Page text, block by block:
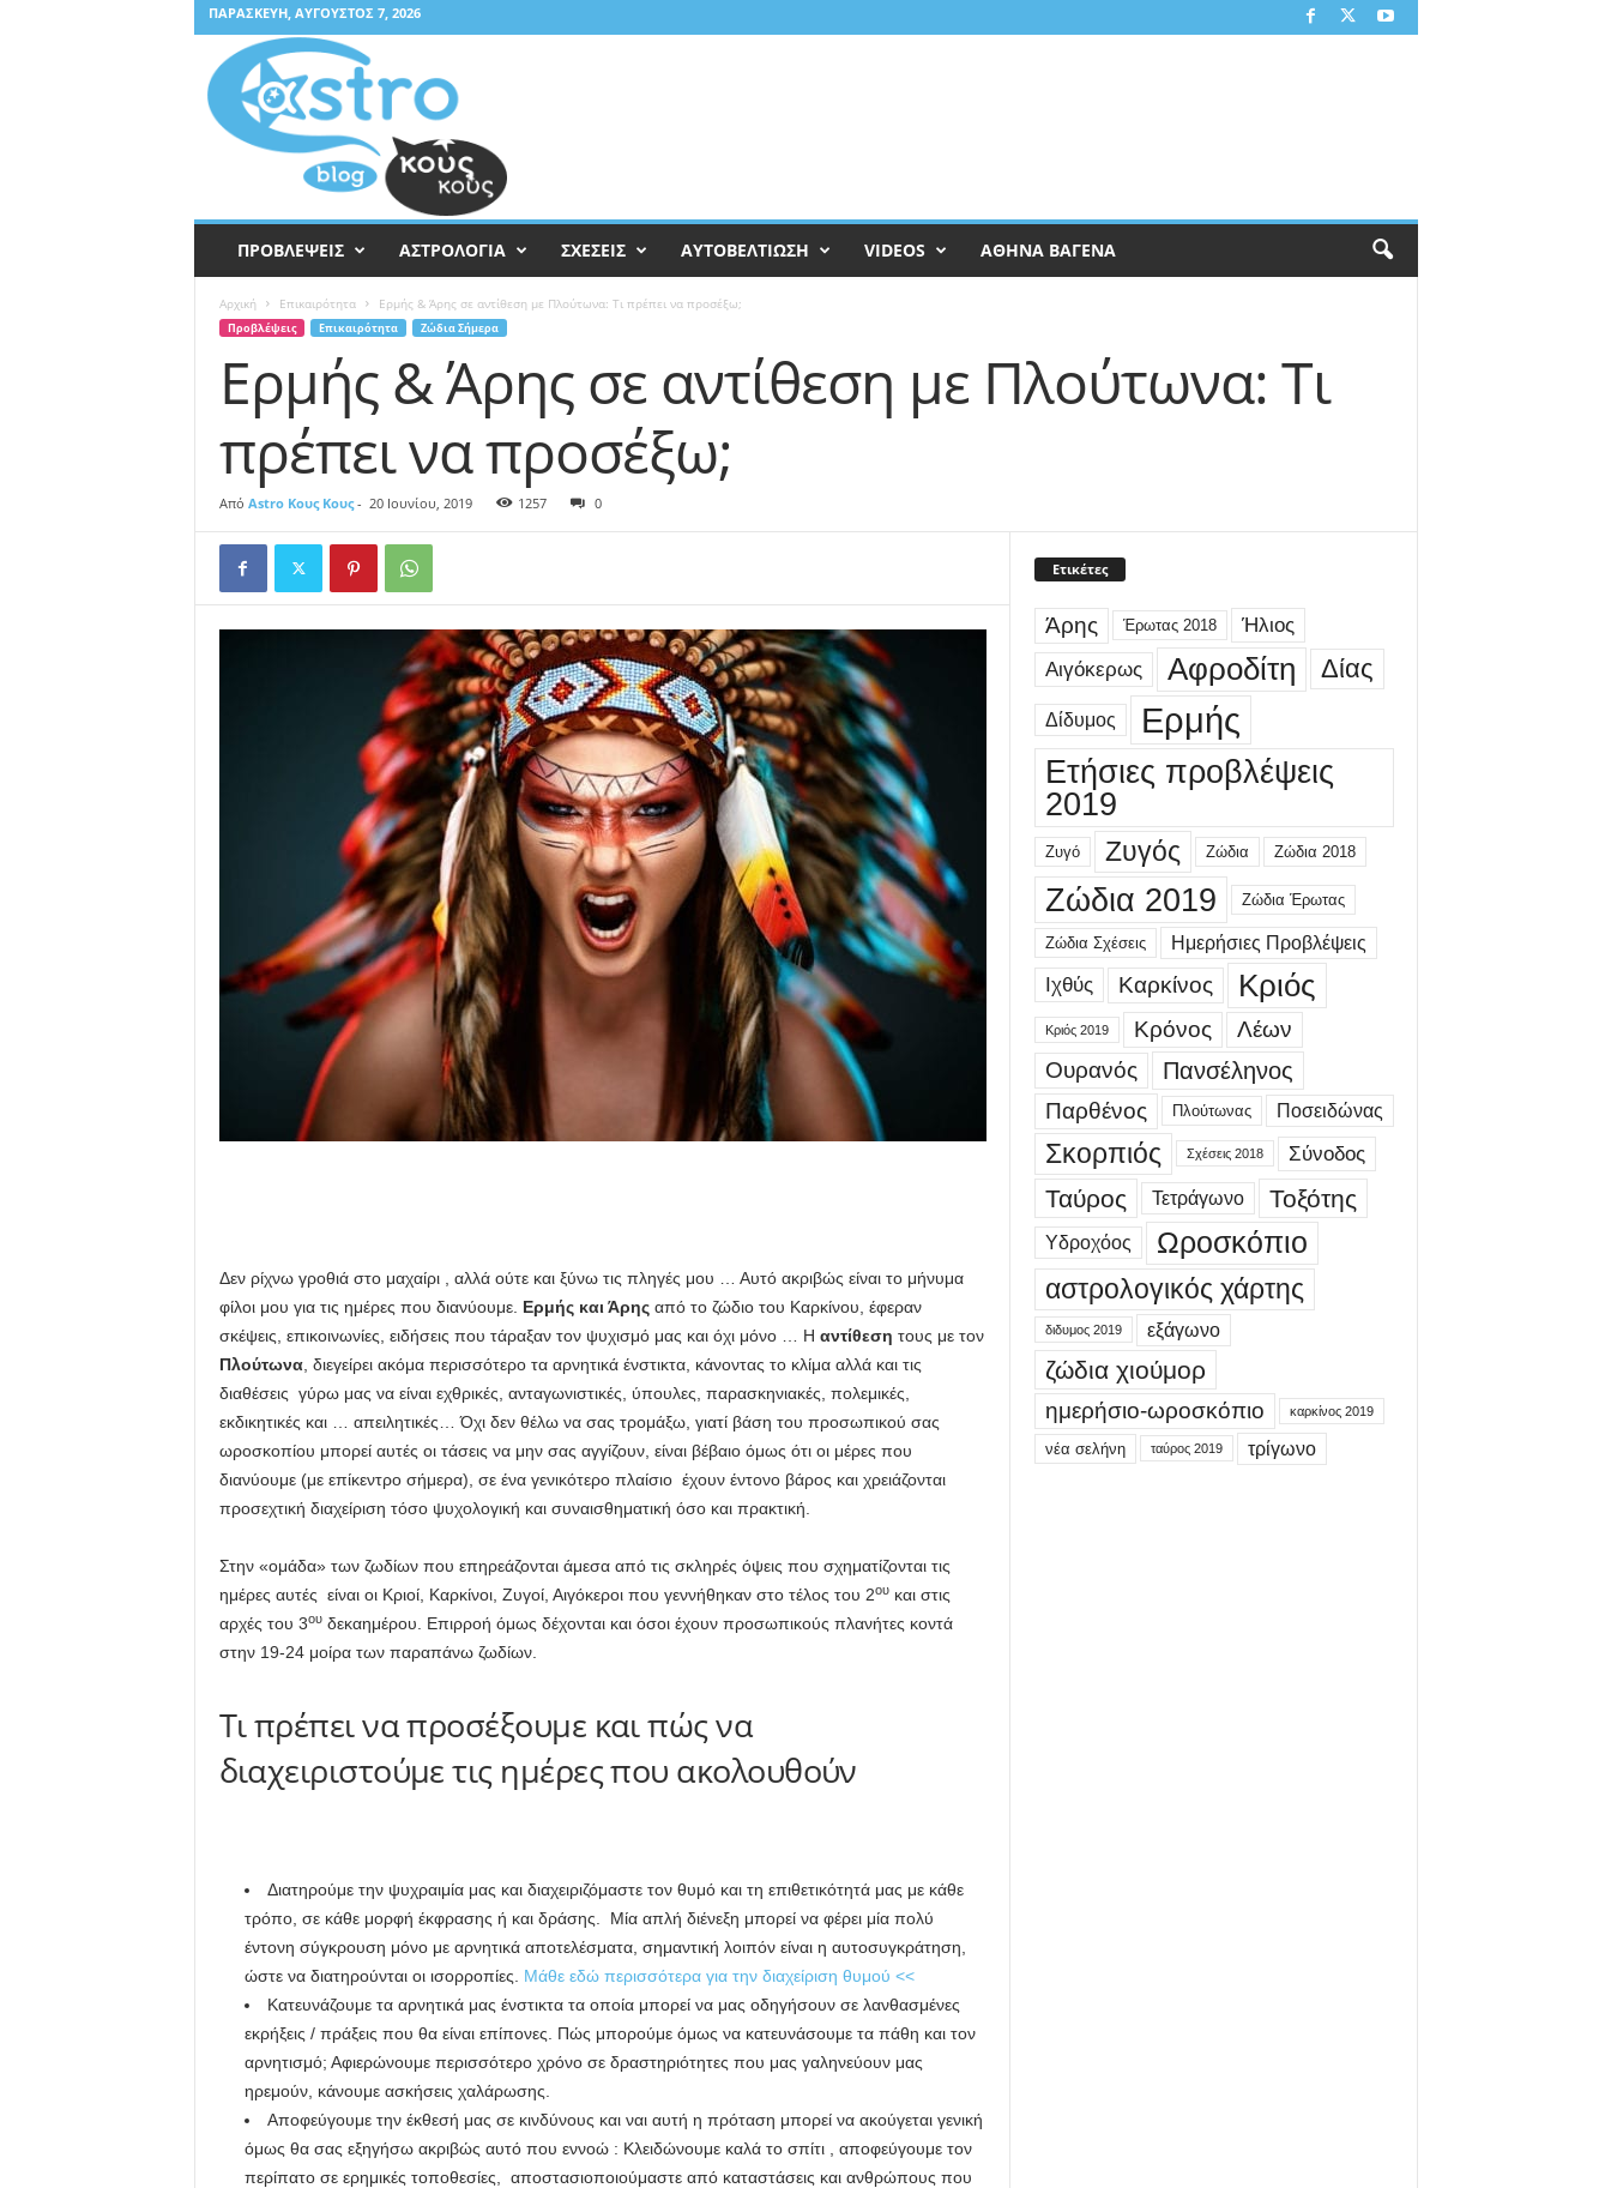
ΠΑΡΑΣΚΕΥΉ, ΑΎΓΟΥΣΤΟΣ 7, 2026
Κ
ΠΡΟΒΛΕΨΕΙΣ ΑΣΤΡΟΛΟΓΙΑ ΣΧΕΣΕΙΣ ΑΥΤΟΒΕΛΤΙΩΣΗ VIDEOS ΑΘΗΝΑ ΒΑΓΕΝΑ
Αρχική Επικαιρότητα Ερμής & Άρης σε αντίθεση με Πλούτωνα: Τι πρέπει να προσέξω;
Προβλέψεις Επικαιρότητα Ζώδια Σήμερα
Ερμής & Άρης σε αντίθεση με Πλούτωνα: Τι
πρέπει να προσέξω;
Από Astro Κους Κους- 20 Ιουνίου, 2019 1257 0
Δεν ρίχνω γροθιά στο μαχαίρι , αλλά ούτε και ξύνω τις πληγές μου … Αυτό ακριβώς είναι το μήνυμα
φίλοι μου για τις ημέρες που διανύουμε. Ερμής και Άρηςαπό το ζώδιο του Καρκίνου, έφεραν
σκέψεις, επικοινωνίες, ειδήσεις που τάραξαν τον ψυχισμό μας και όχι μόνο … Η αντίθεση τους με τον
Πλούτωνα, διεγείρει ακόμα περισσότερο τα αρνητικά ένστικτα, κάνοντας το κλίμα αλλά και τις
διαθέσεις γύρω μας να είναι εχθρικές, ανταγωνιστικές, ύπουλες, παρασκηνιακές, πολεμικές,
εκδικητικές και … απειλητικές… Όχι δεν θέλω να σας τρομάξω, γιατί βάση του προσωπικού σας
ωροσκοπίου μπορεί αυτές οι τάσεις να μην σας αγγίζουν, είναι βέβαιο όμως ότι οι μέρες που
διανύουμε (με επίκεντρο σήμερα), σε ένα γενικότερο πλαίσιο έχουν έντονο βάρος και χρειάζονται
προσεχτική διαχείριση τόσο ψυχολογική και συναισθηματική όσο και πρακτική.
Στην «ομάδα» των ζωδίων που επηρεάζονται άμεσα από τις σκληρές όψεις που σχηματίζονται τις
ημέρες αυτές είναι οι Κριοί, Καρκίνοι, Ζυγοί, Αιγόκεροι που γεννήθηκαν στο τέλος του 2ουκαι στις
αρχές του 3ουδεκαημέρου. Επιρροή όμως δέχονται και όσοι έχουν προσωπικούς πλανήτες κοντά
στην 19-24 μοίρα των παραπάνω ζωδίων.
Τι πρέπει να προσέξουμε και πώς να
διαχειριστούμε τις ημέρες που ακολουθούν
Διατηρούμε την ψυχραιμία μας και διαχειριζόμαστε τον θυμό και τη επιθετικότητά μας με κάθε
τρόπο, σε κάθε μορφή έκφρασης ή και δράσης. Μία απλή διένεξη μπορεί να φέρει μία πολύ
έντονη σύγκρουση μόνο με αρνητικά αποτελέσματα, σημαντική λοιπόν είναι η αυτοσυγκράτηση,
ώστε να διατηρούνται οι ισορροπίες. Μάθε εδώ περισσότερα για την διαχείριση θυμού <<
Κατευνάζουμε τα αρνητικά μας ένστικτα τα οποία μπορεί να μας οδηγήσουν σε λανθασμένες
εκρήξεις / πράξεις που θα είναι επίπονες. Πώς μπορούμε όμως να κατευνάσουμε τα πάθη και τον
αρνητισμό; Αφιερώνουμε περισσότερο χρόνο σε δραστηριότητες που μας γαληνεύουν μας
ηρεμούν, κάνουμε ασκήσεις χαλάρωσης.
Αποφεύγουμε την έκθεσή μας σε κινδύνους και ναι αυτή η πρόταση μπορεί να ακούγεται γενική
όμως θα σας εξηγήσω ακριβώς αυτό που εννοώ : Κλειδώνουμε καλά το σπίτι , αποφεύγουμε τον
περίπατο σε ερημικές τοποθεσίες, αποστασιοποιούμαστε από καταστάσεις και ανθρώπους που
Ετικέτες
Άρης Έρωτας 2018
Ήλιος
Αιγόκερως
Αφροδίτη Δίας
Δίδυμος Ερμής
Ετήσιες προβλέψεις
2019
Ζυγό Ζυγός Ζώδια Ζώδια 2018
Ζώδια 2019 Ζώδια Έρωτας
Ζώδια Σχέσεις Ημερήσιες Προβλέψεις
Ιχθύς Καρκίνος Κριός
Κριός 2019 Κρόνος
Λέων
Ουρανός
Πανσέληνος
Παρθένος Πλούτωνας Ποσειδώνας
Σκορπιός Σχέσεις 2018 Σύνοδος
Ταύρος Τετράγωνο Τοξότης
Υδροχόος Ωροσκόπιο
αστρολογικός χάρτης
διδυμος 2019 εξάγωνο
ζώδια χιούμορ
ημερήσιο-ωροσκόπιο καρκίνος 2019
νέα σελήνη ταύρος 2019 τρίγωνο